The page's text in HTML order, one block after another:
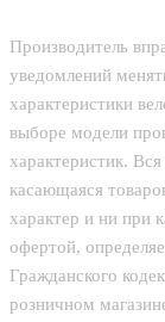
Производитель
уведомлений
характеристики
выборе модели
характеристик.
касающаяся
характер и ни при
офертой,
Гражданского
розничном